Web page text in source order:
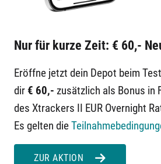
Nur für kurze Zeit: € 60,-
Eröffne jetzt dein Depot beim
dir € 60,- zusätzlich als Bonus in
des Xtrackers II EUR Overnight
Es gelten die
ZUR AKTION